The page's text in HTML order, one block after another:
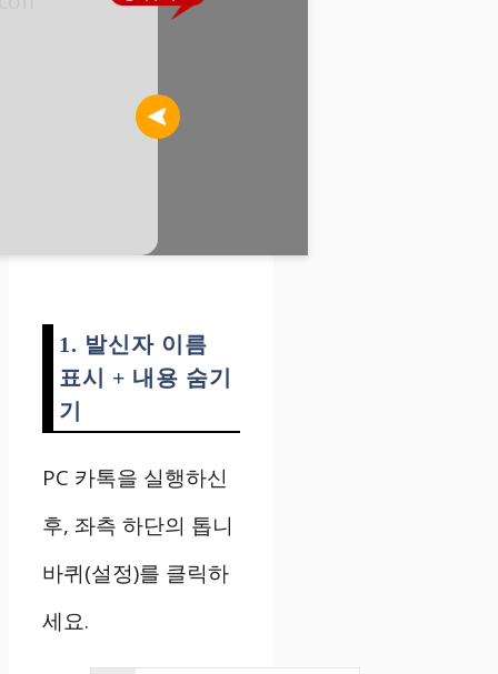
1. 발신자 이름
표시 + 내용 숨기
기
PC 카톡을 실행하신
후, 좌측 하단의 톱니
바퀴(설정)를 클릭하
세요.